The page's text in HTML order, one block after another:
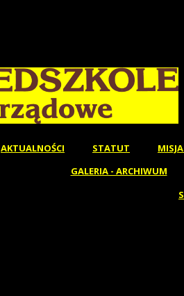
AKTUALNOŚCI STATUT
GALERIA - ARCHIWUM